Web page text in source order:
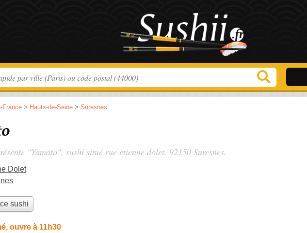
France > Hauts-de-Seine > Suresnes
"Yamato", sushi situé rue etienne dolet, 92150 Suresnes.
Dolet
sushi
ouvre à 11h30